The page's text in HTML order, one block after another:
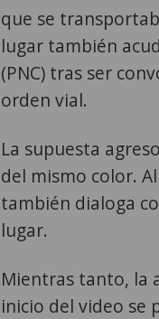
que se
lugar también
(PNC) tras ser
orden vial.
La supuesta
del mismo color.
también dialoga
lugar.
Mientras tanto, la
inicio del video se